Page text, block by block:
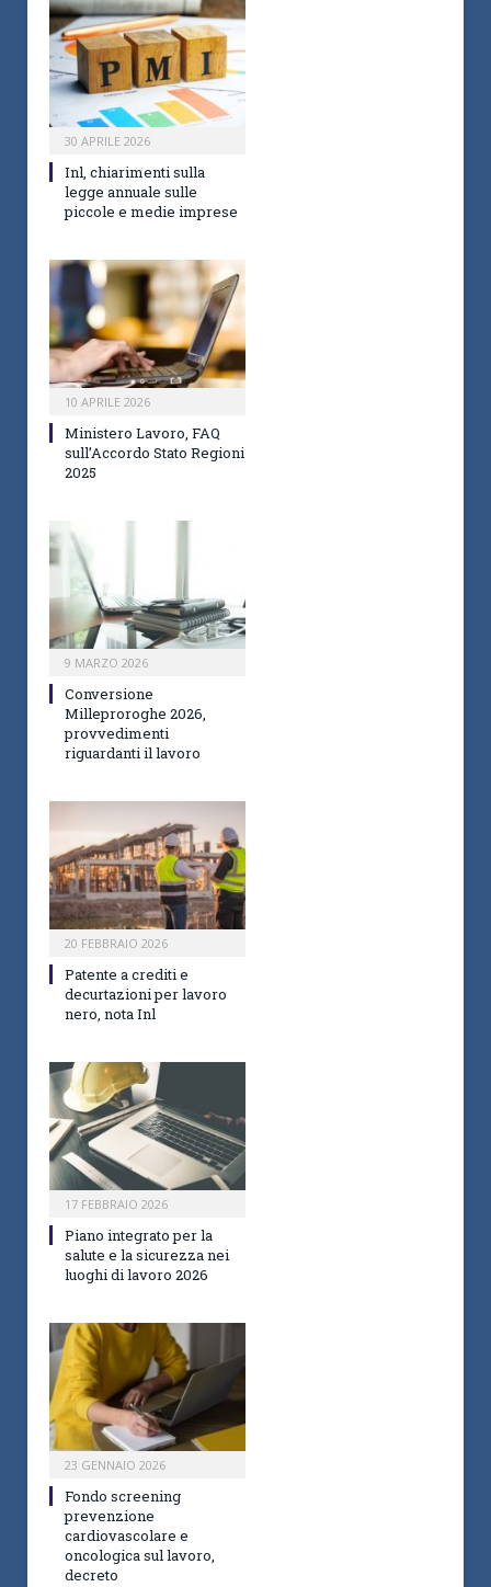
30 APRILE 2026
Inl, chiarimenti sulla
legge annuale sulle
piccole e medie imprese
10 APRILE 2026
Ministero Lavoro, FAQ
sull’Accordo Stato Regioni
2025
9 MARZO 2026
Conversione
Milleproroghe 2026,
provvedimenti
riguardanti il lavoro
20 FEBBRAIO 2026
Patente a crediti e
decurtazioni per lavoro
nero, nota Inl
17 FEBBRAIO 2026
Piano integrato per la
salute e la sicurezza nei
luoghi di lavoro 2026
23 GENNAIO 2026
Fondo screening
prevenzione
cardiovascolare e
oncologica sul lavoro,
decreto